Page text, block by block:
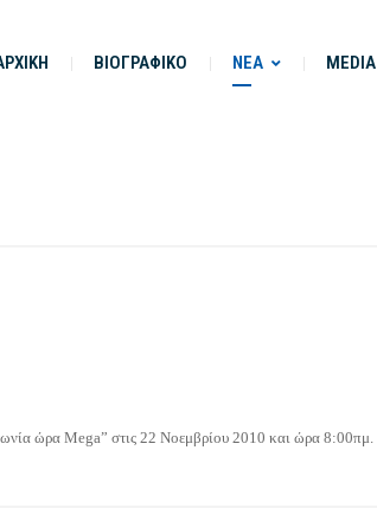
ΒΙΟΓΡΑΦΙΚΟ ΝΕΑ MEDIA
ώρα Mega” στις 22 Νοεμβρίου 2010 και ώρα 8:00πμ.